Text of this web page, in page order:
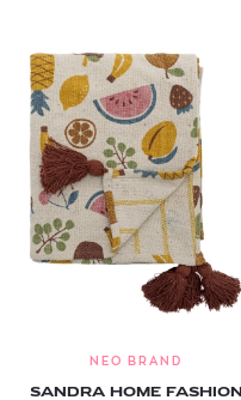
NEO BRAND
SANDRA HOME FASHION